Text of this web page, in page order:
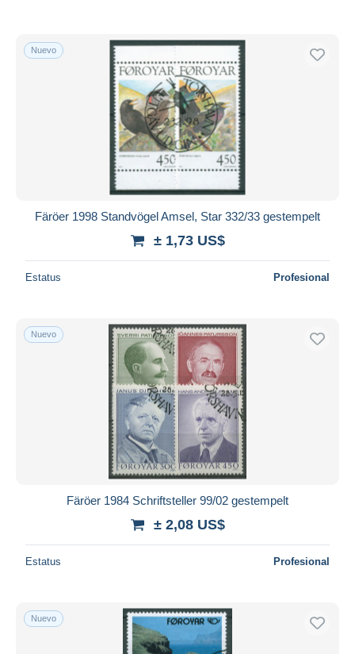
Nuevo
Färöer 1998 Standvögel Amsel, Star 332/33 gestempelt
± 1,73 US$
Estatus Profesional
Nuevo
Färöer 1984 Schriftsteller 99/02 gestempelt
± 2,08 US$
Estatus Profesional
Nuevo